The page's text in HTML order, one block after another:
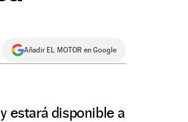
Añadir EL MOTOR en Google
estará disponible a